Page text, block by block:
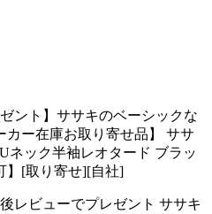
ント】ササキのベーシックな
カー在庫お取り寄せ品】 ササ
ネック半袖レオタード ブラッ
】[取り寄せ][自社]
レビューでプレゼント ササキ